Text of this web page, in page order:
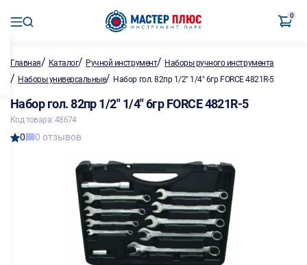
0
Главная/ Каталог/ Ручной инструмент/ Наборы ручного инструмента
/ Наборы универсальные/ Набор гол. 82пр 1/2" 1/4" 6гр FORCE 4821R-5
Набор гол. 82пр 1/2" 1/4" 6гр FORCE 4821R-5
Код товара: 48674
0 0 отзывов